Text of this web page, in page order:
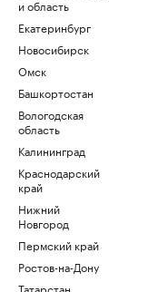
и область
Екатеринбург
Новосибирск
Омск
Башкортостан
Вологодская
область
Калининград
Краснодарский
край
Нижний
Новгород
Пермский край
Ростов-на-Дону
Татарстан